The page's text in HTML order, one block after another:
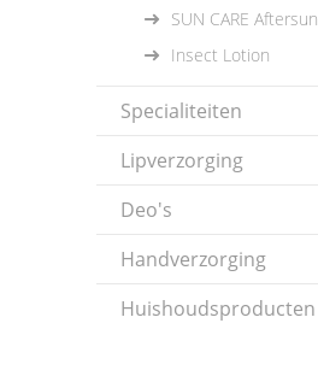
SUN CARE Aftersun
Insect Lotion
Specialiteiten
Lipverzorging
Deo's
Handverzorging
Huishoudsproducten